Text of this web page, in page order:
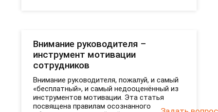
Внимание руководителя –
инструмент мотивации
сотрудников
Внимание руководителя, пожалуй, и самый
«бесплатный», и самый недооценённый из
инструментов мотивации. Эта статья
посвящена правилам осознанного